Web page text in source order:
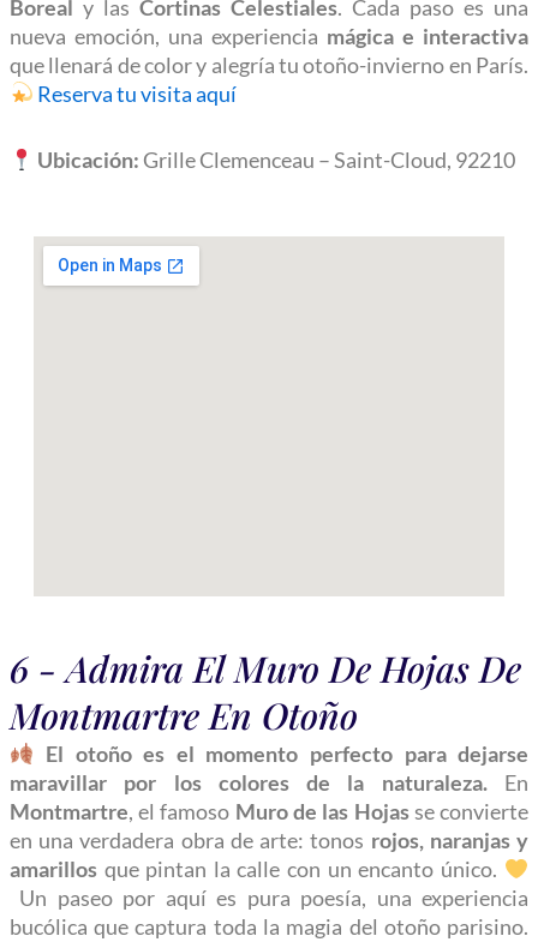
Boreal y las Cortinas Celestiales. Cada paso es una
nueva emoción, una experiencia mágica e interactiva
que llenará de color y alegría tu otoño-invierno en París.
Reserva tu visita aquí
Ubicación: Grille Clemenceau – Saint-Cloud, 92210
6 - Admira El Muro De Hojas De
Montmartre En Otoño
El otoño es el momento perfecto para dejarse
maravillar por los colores de la naturaleza.En
Montmartre, el famoso Muro de las Hojasse convierte
en una verdadera obra de arte: tonos rojos, naranjas y
amarillosque pintan la calle con un encanto único.
Un paseo por aquí es pura poesía, una experiencia
bucólica que captura toda la magia del otoño parisino.